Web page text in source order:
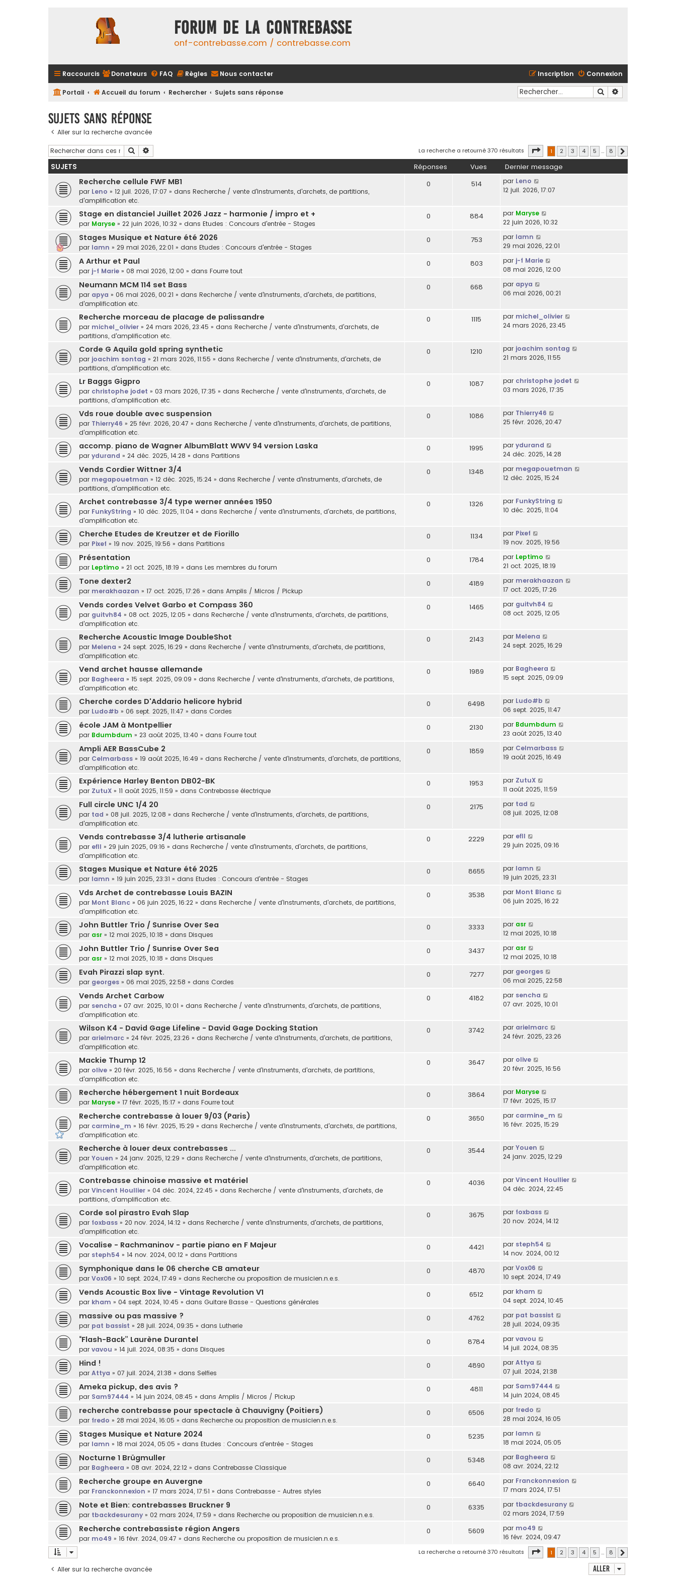
FORUM DE LA CONTREBASSE
onf-contrebasse.com / contrebasse.com
Raccourcis Donateurs FAQ Règles Nous contacter Connexion
Inscription
Portail Accueil du forum Rechercher Sujets sans réponse Rechercher
Sujets sans réponse
Aller sur la recherche avancée
Rechercher La recherche a retourné 370 résultats Page sur 8
1 2 3 4 5 … 8
SUJETS Réponses Vues Dernier message
Recherche cellule FWF MB1
par Leno » 12 juil. 2026, 17:07 » dans Recherche / vente d'instruments, d'archets, de partitions,
d'amplification etc.
0 514 par Leno
12 juil. 2026, 17:07
Stage en distanciel Juillet 2026 Jazz - harmonie / impro et +
par Maryse » 22 juin 2026, 10:32 » dans Etudes : Concours d'entrée - Stages
0 884 par Maryse
22 juin 2026, 10:32
Stages Musique et Nature été 2026
par lamn » 29 mai 2026, 22:01 » dans Etudes : Concours d'entrée - Stages
0 753 par lamn
29 mai 2026, 22:01
A Arthur et Paul
par j-f Marie » 08 mai 2026, 12:00 » dans Fourre tout
0 803 par j-f Marie
08 mai 2026, 12:00
Neumann MCM 114 set Bass
par apya » 06 mai 2026, 00:21 » dans Recherche / vente d'instruments, d'archets, de partitions,
d'amplification etc.
0 668 par apya
06 mai 2026, 00:21
Recherche morceau de placage de palissandre
par michel_olivier » 24 mars 2026, 23:45 » dans Recherche / vente d'instruments, d'archets, de
partitions, d'amplification etc.
0 1115 par michel_olivier
24 mars 2026, 23:45
Corde G Aquila gold spring synthetic
par joachim sontag » 21 mars 2026, 11:55 » dans Recherche / vente d'instruments, d'archets, de
partitions, d'amplification etc.
0 1210 par joachim sontag
21 mars 2026, 11:55
Lr Baggs Gigpro
par christophe jodet » 03 mars 2026, 17:35 » dans Recherche / vente d'instruments, d'archets, de
partitions, d'amplification etc.
0 1087 par christophe jodet
03 mars 2026, 17:35
Vds roue double avec suspension
par Thierry46 » 25 févr. 2026, 20:47 » dans Recherche / vente d'instruments, d'archets, de partitions,
d'amplification etc.
0 1086 par Thierry46
25 févr. 2026, 20:47
accomp. piano de Wagner AlbumBlatt WWV 94 version Laska
par ydurand » 24 déc. 2025, 14:28 » dans Partitions
0 1995 par ydurand
24 déc. 2025, 14:28
Vends Cordier Wittner 3/4
par megapouetman » 12 déc. 2025, 15:24 » dans Recherche / vente d'instruments, d'archets, de
partitions, d'amplification etc.
0 1348 par megapouetman
12 déc. 2025, 15:24
Archet contrebasse 3/4 type werner années 1950
par FunkyString » 10 déc. 2025, 11:04 » dans Recherche / vente d'instruments, d'archets, de partitions,
d'amplification etc.
0 1326 par FunkyString
10 déc. 2025, 11:04
Cherche Etudes de Kreutzer et de Fiorillo
par Pixef » 19 nov. 2025, 19:56 » dans Partitions
0 1134 par Pixef
19 nov. 2025, 19:56
Présentation
par Leptimo » 21 oct. 2025, 18:19 » dans Les membres du forum
0 1784 par Leptimo
21 oct. 2025, 18:19
Tone dexter2
par merakhaazan » 17 oct. 2025, 17:26 » dans Amplis / Micros / Pickup
0 4189 par merakhaazan
17 oct. 2025, 17:26
Vends cordes Velvet Garbo et Compass 360
par guitvh84 » 08 oct. 2025, 12:05 » dans Recherche / vente d'instruments, d'archets, de partitions,
d'amplification etc.
0 1465 par guitvh84
08 oct. 2025, 12:05
Recherche Acoustic Image DoubleShot
par Melena » 24 sept. 2025, 16:29 » dans Recherche / vente d'instruments, d'archets, de partitions,
d'amplification etc.
0 2143 par Melena
24 sept. 2025, 16:29
Vend archet hausse allemande
par Bagheera » 15 sept. 2025, 09:09 » dans Recherche / vente d'instruments, d'archets, de partitions,
d'amplification etc.
0 1989 par Bagheera
15 sept. 2025, 09:09
Cherche cordes D'Addario helicore hybrid
par Ludo#b » 06 sept. 2025, 11:47 » dans Cordes
0 6498 par Ludo#b
06 sept. 2025, 11:47
école JAM à Montpellier
par Bdumbdum » 23 août 2025, 13:40 » dans Fourre tout
0 2130 par Bdumbdum
23 août 2025, 13:40
Ampli AER BassCube 2
par Celmarbass » 19 août 2025, 16:49 » dans Recherche / vente d'instruments, d'archets, de partitions,
d'amplification etc.
0 1859 par Celmarbass
19 août 2025, 16:49
Expérience Harley Benton DB02-BK
par ZutuX » 11 août 2025, 11:59 » dans Contrebasse électrique
0 1953 par ZutuX
11 août 2025, 11:59
Full circle UNC 1/4 20
par tad » 08 juil. 2025, 12:08 » dans Recherche / vente d'instruments, d'archets, de partitions,
d'amplification etc.
0 2175 par tad
08 juil. 2025, 12:08
Vends contrebasse 3/4 lutherie artisanale
par efll » 29 juin 2025, 09:16 » dans Recherche / vente d'instruments, d'archets, de partitions,
d'amplification etc.
0 2229 par efll
29 juin 2025, 09:16
Stages Musique et Nature été 2025
par lamn » 19 juin 2025, 23:31 » dans Etudes : Concours d'entrée - Stages
0 8655 par lamn
19 juin 2025, 23:31
Vds Archet de contrebasse Louis BAZIN
par Mont Blanc » 06 juin 2025, 16:22 » dans Recherche / vente d'instruments, d'archets, de partitions,
d'amplification etc.
0 3538 par Mont Blanc
06 juin 2025, 16:22
John Buttler Trio / Sunrise Over Sea
par asr » 12 mai 2025, 10:18 » dans Disques
0 3333 par asr
12 mai 2025, 10:18
John Buttler Trio / Sunrise Over Sea
par asr » 12 mai 2025, 10:18 » dans Disques
0 3437 par asr
12 mai 2025, 10:18
Evah Pirazzi slap synt.
par georges » 06 mai 2025, 22:58 » dans Cordes
0 7277 par georges
06 mai 2025, 22:58
Vends Archet Carbow
par sencha » 07 avr. 2025, 10:01 » dans Recherche / vente d'instruments, d'archets, de partitions,
d'amplification etc.
0 4182 par sencha
07 avr. 2025, 10:01
Wilson K4 - David Gage Lifeline - David Gage Docking Station
par arielmarc » 24 févr. 2025, 23:26 » dans Recherche / vente d'instruments, d'archets, de partitions,
d'amplification etc.
0 3742 par arielmarc
24 févr. 2025, 23:26
Mackie Thump 12
par olive » 20 févr. 2025, 16:56 » dans Recherche / vente d'instruments, d'archets, de partitions,
d'amplification etc.
0 3647 par olive
20 févr. 2025, 16:56
Recherche hébergement 1 nuit Bordeaux
par Maryse » 17 févr. 2025, 15:17 » dans Fourre tout
0 3864 par Maryse
17 févr. 2025, 15:17
Recherche contrebasse à louer 9/03 (Paris)
par carmine_m » 16 févr. 2025, 15:29 » dans Recherche / vente d'instruments, d'archets, de partitions,
d'amplification etc.
0 3650 par carmine_m
16 févr. 2025, 15:29
Recherche à louer deux contrebasses ...
par Youen » 24 janv. 2025, 12:29 » dans Recherche / vente d'instruments, d'archets, de partitions,
d'amplification etc.
0 3544 par Youen
24 janv. 2025, 12:29
Contrebasse chinoise massive et matériel
par Vincent Houllier » 04 déc. 2024, 22:45 » dans Recherche / vente d'instruments, d'archets, de
partitions, d'amplification etc.
0 4036 par Vincent Houllier
04 déc. 2024, 22:45
Corde sol pirastro Evah Slap
par foxbass » 20 nov. 2024, 14:12 » dans Recherche / vente d'instruments, d'archets, de partitions,
d'amplification etc.
0 3675 par foxbass
20 nov. 2024, 14:12
Vocalise - Rachmaninov - partie piano en F Majeur
par steph54 » 14 nov. 2024, 00:12 » dans Partitions
0 4421 par steph54
14 nov. 2024, 00:12
Symphonique dans le 06 cherche CB amateur
par Vox06 » 10 sept. 2024, 17:49 » dans Recherche ou proposition de musicien.n.e.s.
0 4870 par Vox06
10 sept. 2024, 17:49
Vends Acoustic Box live - Vintage Revolution V1
par kham » 04 sept. 2024, 10:45 » dans Guitare Basse - Questions générales
0 6512 par kham
04 sept. 2024, 10:45
massive ou pas massive ?
par pat bassist » 28 juil. 2024, 09:35 » dans Lutherie
0 4762 par pat bassist
28 juil. 2024, 09:35
“Flash-Back” Laurène Durantel
par vavou » 14 juil. 2024, 08:35 » dans Disques
0 8784 par vavou
14 juil. 2024, 08:35
Hind !
par Attya » 07 juil. 2024, 21:38 » dans Selfies
0 4890 par Attya
07 juil. 2024, 21:38
Ameka pickup, des avis ?
par Sam97444 » 14 juin 2024, 08:45 » dans Amplis / Micros / Pickup
0 4811 par Sam97444
14 juin 2024, 08:45
recherche contrebasse pour spectacle à Chauvigny (Poitiers)
par fredo » 28 mai 2024, 16:05 » dans Recherche ou proposition de musicien.n.e.s.
0 6506 par fredo
28 mai 2024, 16:05
Stages Musique et Nature 2024
par lamn » 18 mai 2024, 05:05 » dans Etudes : Concours d'entrée - Stages
0 5235 par lamn
18 mai 2024, 05:05
Nocturne 1 Brügmuller
par Bagheera » 08 avr. 2024, 22:12 » dans Contrebasse Classique
0 5348 par Bagheera
08 avr. 2024, 22:12
Recherche groupe en Auvergne
par Franckonnexion » 17 mars 2024, 17:51 » dans Contrebasse - Autres styles
0 6640 par Franckonnexion
17 mars 2024, 17:51
Note et Bien: contrebasses Bruckner 9
par tbackdesurany » 02 mars 2024, 17:59 » dans Recherche ou proposition de musicien.n.e.s.
0 6335 par tbackdesurany
02 mars 2024, 17:59
Recherche contrebassiste région Angers
par mo49 » 16 févr. 2024, 09:47 » dans Recherche ou proposition de musicien.n.e.s.
0 5609 par mo49
16 févr. 2024, 09:47
La recherche a retourné 370 résultats Page sur 8
1 2 3 4 5 … 8
Aller sur la recherche avancée Aller